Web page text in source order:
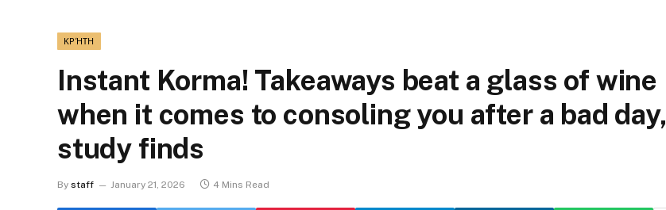
ΚΡΉΤΗ
Instant Korma! Takeaways beat a glass of wine
when it comes to consoling you after a bad day,
study finds
By staff January 21, 2026 4 Mins Read